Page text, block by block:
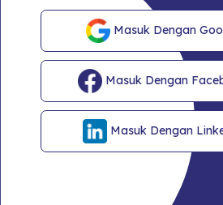
Masuk Dengan
Masuk Dengan
Masuk Dengan